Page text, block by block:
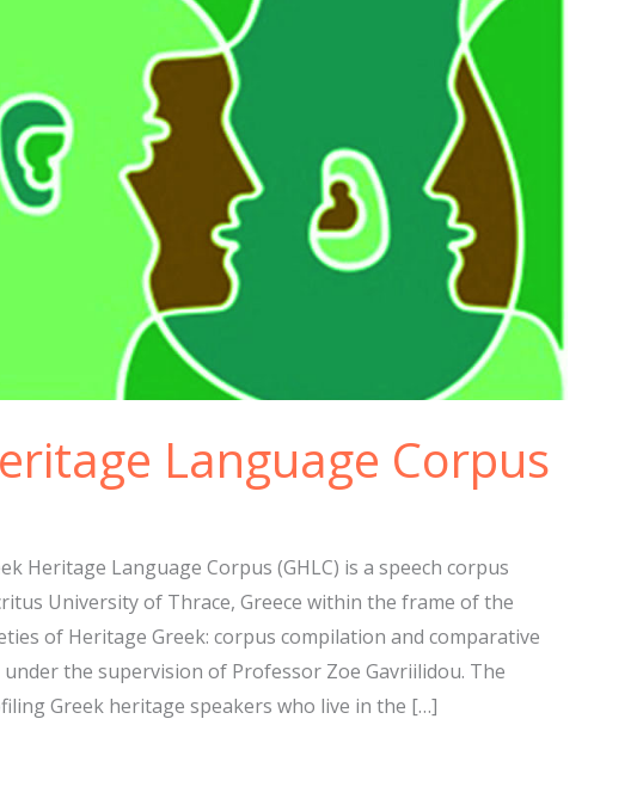
Language Corpus
Heritage Language Corpus (GHLC) is a speech corpus
University of Thrace, Greece within the frame of the
of Heritage Greek: corpus compilation and comparative
under the supervision of Professor Zoe Gavriilidou. The
Greek heritage speakers who live in the […]